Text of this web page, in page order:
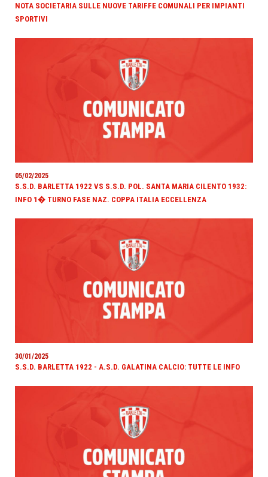
NOTA SOCIETARIA SULLE NUOVE TARIFFE COMUNALI PER IMPIANTI
SPORTIVI
05/02/2025
S.S.D. BARLETTA 1922 VS S.S.D. POL. SANTA MARIA CILENTO 1932:
INFO 1� TURNO FASE NAZ. COPPA ITALIA ECCELLENZA
30/01/2025
S.S.D. BARLETTA 1922 - A.S.D. GALATINA CALCIO: TUTTE LE INFO